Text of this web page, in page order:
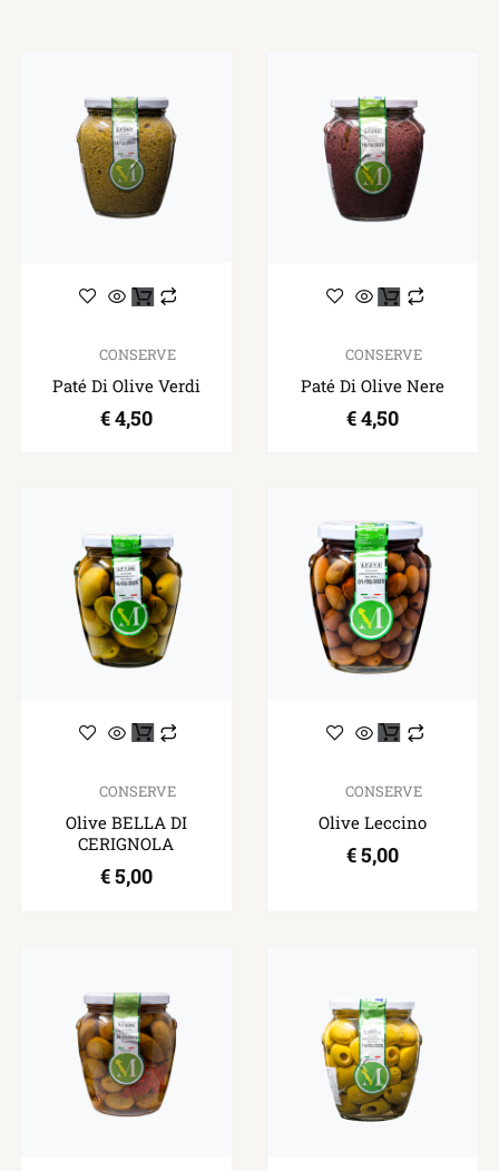
CONSERVE
Paté Di Olive Verdi
€4,50
CONSERVE
Paté Di Olive Nere
€4,50
CONSERVE
Olive BELLA DI
CERIGNOLA
€5,00
CONSERVE
Olive Leccino
€5,00